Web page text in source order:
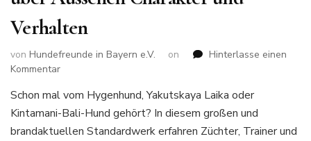
Verhalten
von Hundefreunde in Bayern e.V. on
Hinterlasse einen
Kommentarzu
Hunderassen
von
A-
Schon mal vom Hygenhund, Yakutskaya Laika oder
Kintamani-Bali-Hund gehört? In diesem großen und
brandaktuellen Standardwerk erfahren Züchter, Trainer und